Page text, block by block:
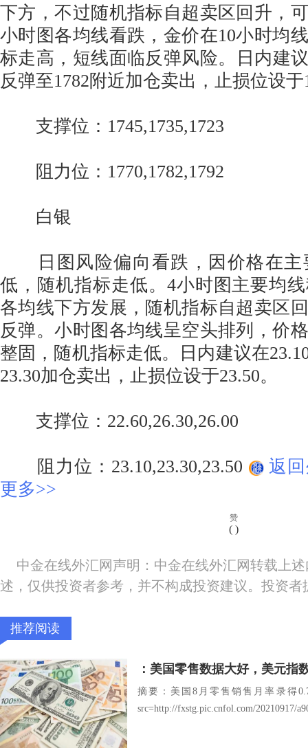
下方，不过随机指标自超卖区回升，
小时图各均线看跌，金价在10小时均
标走高，短线面临反弹风险。日内建
反弹至1782附近加仓卖出，止损位设于
支撑位：1745,1735,1723
阻力位：1770,1782,1792
白银
日图风险偏向看跌，因价格在主
低，随机指标走低。4小时图主要均
各均线下方发展，随机指标自超卖区
反弹。小时图各均线呈空头排列，价
整固，随机指标走低。日内建议在
23.30加仓卖出，止损位设于23.50。
支撑位：22.60,26.30,26.00
阻力位：23.10,23.30,23.50
返
更多>>
赞
( )
中金在线外汇网声明：中金在线外汇网转载上
述，仅供投资者参考，并不构成投资建议。投资
推荐阅读
：美国零售数据大好，美元指
摘要：美国8月零售销售月率录得
src=http://fxstg.pic.cnfol.com/20210917/